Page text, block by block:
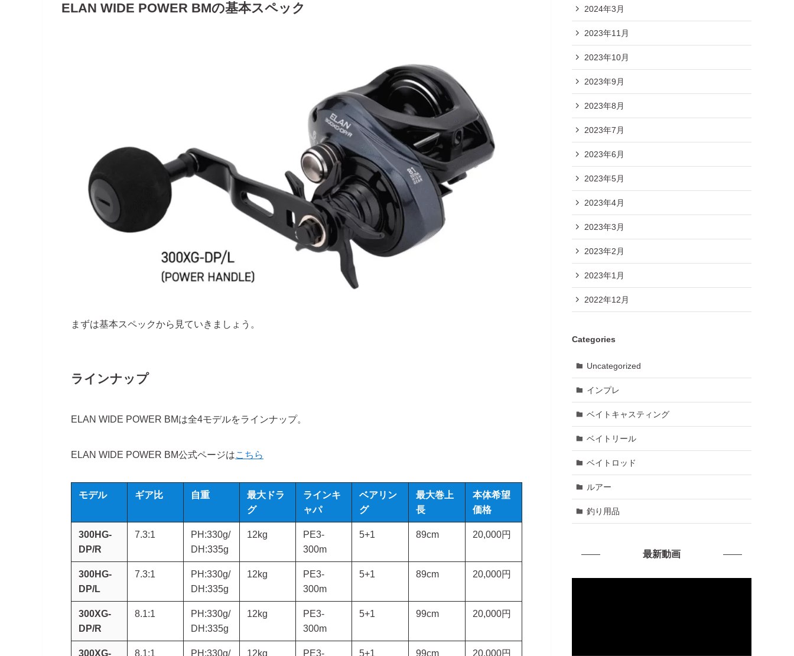
ELAN WIDE POWER BMの基本スペック
まずは基本スペックから見ていきましょう。
ラインナップ
ELAN WIDE POWER BMは全4モデルをラインナップ。
ELAN WIDE POWER BM公式ページはこちら
モデル ギア比 自重
最大ドラ
グ
ラインキ
ャパ
ベアリン
グ
最大巻上
長
本体希望
価格
300HG-
DP/R
7.3:1
PH:330g/
DH:335g
12kg
PE3-
300m
5+1 89cm 20,000円
300HG-
DP/L
7.3:1
PH:330g/
DH:335g
12kg
PE3-
300m
5+1 89cm 20,000円
300XG-
DP/R
8.1:1
PH:330g/
DH:335g
12kg
PE3-
300m
5+1 99cm 20,000円
300XG- 8.1:1 PH:330g/ 12kg PE3- 5+1 99cm 20,000円
2024年3月
2023年11月
2023年10月
2023年9月
2023年8月
2023年7月
2023年6月
2023年5月
2023年4月
2023年3月
2023年2月
2023年1月
2022年12月
Categories
Uncategorized
インプレ
ベイトキャスティング
ベイトリール
ベイトロッド
ルアー
釣り用品
最新動画